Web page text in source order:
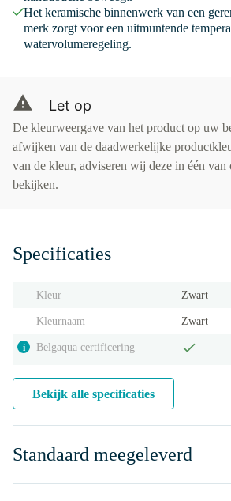
Het keramische binnenwerk van een
merk zorgt voor een uitmuntende
watervolumeregeling.
Let op
De kleurweergave van het product op uw
afwijken van de daadwerkelijke
van de kleur, adviseren wij deze in één van
bekijken.
Specificaties
Kleur Zwart
Kleurnaam Zwart
i Belgaqua certificering
Bekijk alle specificaties
Standaard meegeleverd